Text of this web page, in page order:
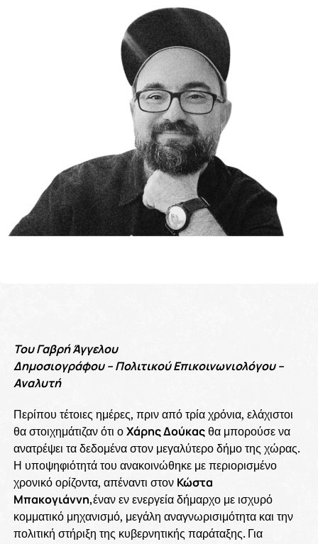
Του Γαβρή Άγγελου
Δημοσιογράφου – Πολιτικού Επικοινωνιολόγου –
Αναλυτή
Περίπου τέτοιες ημέρες, πριν από τρία χρόνια, ελάχιστοι
θα στοιχημάτιζαν ότι οΧάρης Δούκαςθα μπορούσε να
ανατρέψει τα δεδομένα στον μεγαλύτερο δήμο της χώρας.
Η υποψηφιότητά του ανακοινώθηκε με περιορισμένο
χρονικό ορίζοντα, απέναντι στον Κώστα
Μπακογιάννη,έναν εν ενεργεία δήμαρχο με ισχυρό
κομματικό μηχανισμό, μεγάλη αναγνωρισιμότητα και την
πολιτική στήριξη της κυβερνητικής παράταξης. Για